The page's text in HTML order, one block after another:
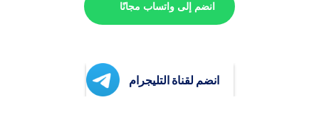
انضم إلى واتساب مجانًا
انضم لقناة التليجرام